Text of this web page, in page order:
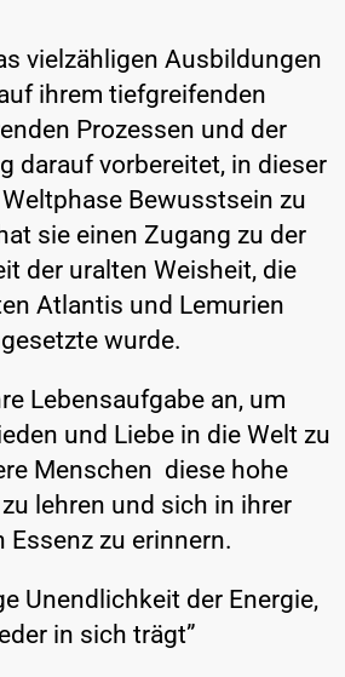
vielzähligen Ausbildungen
ihrem tiefgreifenden
Prozessen und der
darauf vorbereitet, in dieser
Bewusstsein zu
sie einen Zugang zu der
der uralten Weisheit, die
Atlantis und Lemurien
wurde.
Lebensaufgabe an, um
und Liebe in die Welt zu
Menschen diese hohe
lehren und sich in ihrer
Essenz zu erinnern.
Unendlichkeit der Energie,
in sich trägt”